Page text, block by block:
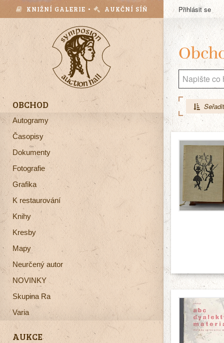
KNIŽNÍ GALERIE • AUKČNÍ SÍŇ
OBCHOD
Autogramy
Časopisy
Dokumenty
Fotografie
Grafika
K restaurování
Knihy
Kresby
Mapy
Neurčený autor
NOVINKY
Skupina Ra
Varia
AUKCE
Přihlásit se